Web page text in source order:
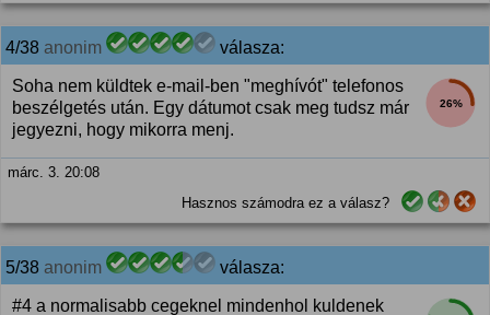
4/38 anonim válasza:
26%
Soha nem küldtek e-mail-ben "meghívót" telefonos
beszélgetés után. Egy dátumot csak meg tudsz már
jegyezni, hogy mikorra menj.
márc. 3. 20:08
Hasznos számodra ez a válasz?
5/38 anonim válasza:
#4 a normalisabb cegeknel mindenhol kuldenek